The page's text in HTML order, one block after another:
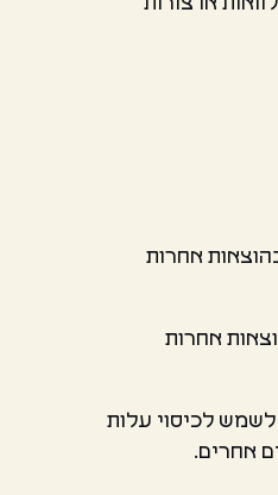
אחרות
אחרות
לשמש לכיסוי עלות
אחרים.